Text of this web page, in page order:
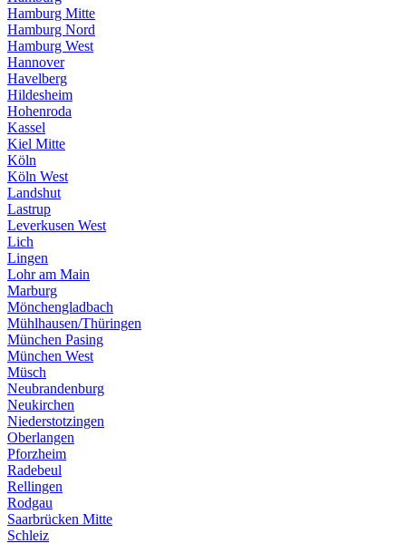
Hamburg Mitte
Hamburg Nord
Hamburg West
Hannover
Havelberg
Hildesheim
Hohenroda
Kassel
Kiel Mitte
Köln
Köln West
Landshut
Lastrup
Leverkusen West
Lich
Lingen
Lohr am Main
Marburg
Mönchengladbach
Mühlhausen/Thüringen
München Pasing
München West
Müsch
Neubrandenburg
Neukirchen
Niederstotzingen
Oberlangen
Pforzheim
Radebeul
Rellingen
Rodgau
Saarbrücken Mitte
Schleiz